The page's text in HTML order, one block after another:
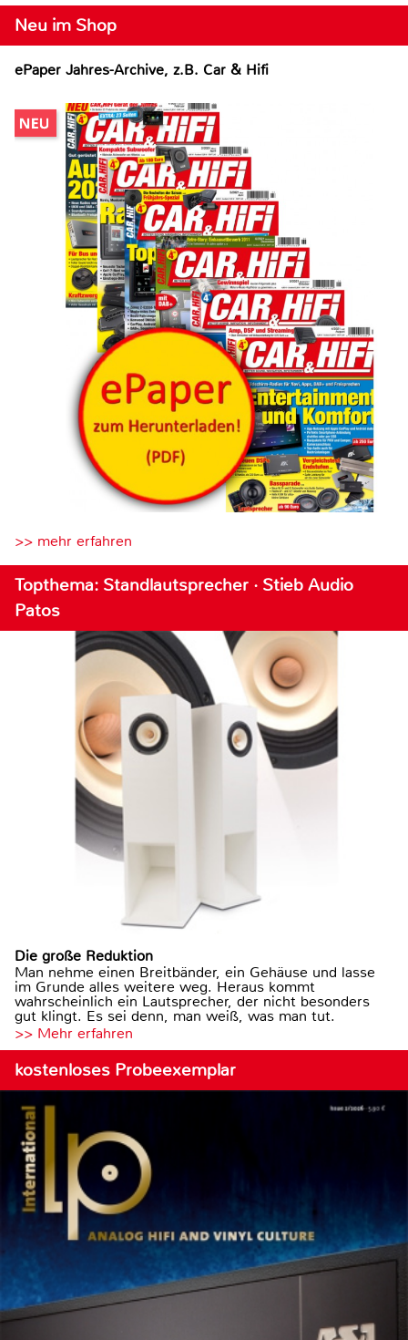
Neu im Shop
ePaper Jahres-Archive, z.B. Car & Hifi
>> mehr erfahren
Topthema: Standlautsprecher · Stieb Audio
Patos
Die große Reduktion
Man nehme einen Breitbänder, ein Gehäuse und lasse
im Grunde alles weitere weg. Heraus kommt
wahrscheinlich ein Lautsprecher, der nicht besonders
gut klingt. Es sei denn, man weiß, was man tut.
>> Mehr erfahren
kostenloses Probeexemplar